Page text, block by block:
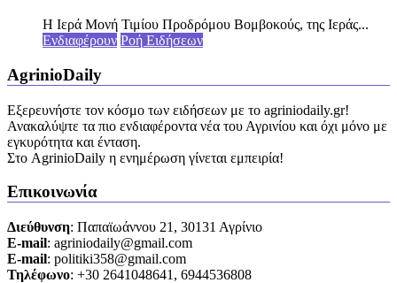
Η Ιερά Μονή Τιμίου Προδρόμου Βομβοκούς, της Ιεράς...
Ενδιαφέρουν Ροή Ειδήσεων
AgrinioDaily
Εξερευνήστε τον κόσμο των ειδήσεων με το agriniodaily.gr!
Ανακαλύψτε τα πιο ενδιαφέροντα νέα του Αγρινίου και όχι μόνο με
εγκυρότητα και ένταση.
Στο AgrinioDaily η ενημέρωση γίνεται εμπειρία!
Επικοινωνία
Διεύθυνση: Παπαϊωάννου 21, 30131 Αγρίνιο
Ε-mail: agriniodaily@gmail.com
Ε-mail: politiki358@gmail.com
Τηλέφωνο: +30 2641048641, 6944536808